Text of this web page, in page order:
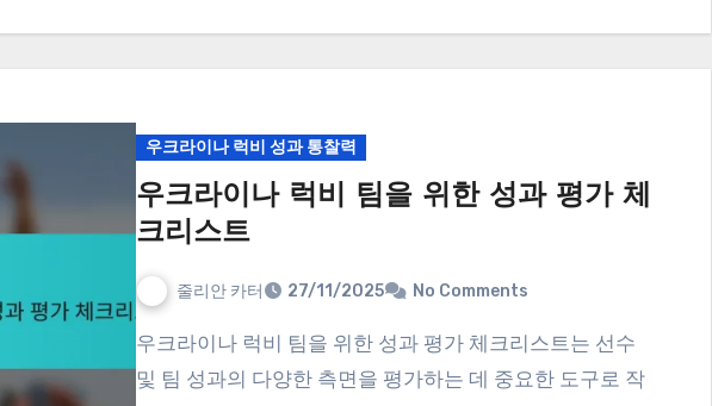
우크라이나 럭비 성과 통찰력
우크라이나 럭비 팀을 위한 성과 평가 체
크리스트
줄리안 카터 27/11/2025 No Comments
우크라이나 럭비 팀을 위한 성과 평가 체크리스트는 선수
및 팀 성과의 다양한 측면을 평가하는 데 중요한 도구로 작